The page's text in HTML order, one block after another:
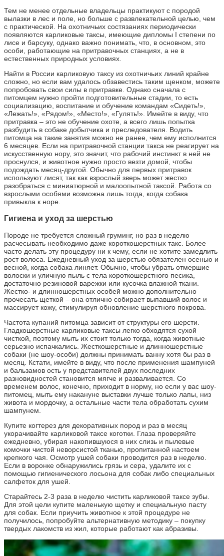
Тем не менее отдельные владельцы практикуют с породой
вылазки в лес и поле, но больше с развлекательной целью, чем
с практической. На охотничьих состязаниях периодически
появляются карликовые таксы, имеющие дипломы I степени по
лисе и барсуку, однако важно понимать, что, в основном, это
особи, работающие на притравочных станциях, а не в
естественных природных условиях.
Найти в России карликовую таксу из охотничьих линий крайне
сложно, но если вам удалось обзавестись таким щенком, можете
попробовать свои силы в притравке. Однако сначала с
питомцем нужно пройти подготовительные стадии, то есть
социализацию, воспитание и обучение командам «Сидеть!»,
«Лежать!», «Рядом!», «Место!», «Гулять!». Имейте в виду, что
притравка – это не обучение охоте, а всего лишь попытка
разбудить в собаке добытчика и преследователя. Водить
питомца на такие занятия можно не ранее, чем ему исполнится
6 месяцев. Если на притравочной станции такса не реагирует на
искусственную нору, это значит, что рабочий инстинкт в ней не
проснулся, и животное нужно просто везти домой, чтобы
подождать месяц-другой. Обычно для первых притравок
используют лисят, так как взрослый зверь может жестко
разобраться с миниатюрной и малоопытной таксой. Работа со
взрослыми особями возможна лишь тогда, когда собака
привыкла к норе.
Гигиена и уход за шерстью
Породе не требуется сложный груминг, но раз в неделю
расчесывать необходимо даже короткошерстных такс. Более
часто делать эту процедуру ни к чему, если не хотите замедлить
рост волоса. Ежедневный уход за шерстью обязателен осенью и
весной, когда собака линяет. Обычно, чтобы убрать отмершие
волоски и уличную пыль с тела короткошерстного песика,
достаточно резиновой варежки или кусочка влажной ткани.
Жестко- и длинношерстных особей можно дополнительно
прочесать щеткой – она отлично собирает выпавший волос и
массирует кожу, стимулируя обновление шерстного покрова.
Частота купаний питомца зависит от структуры его шерсти.
Гладкошерстные карликовые таксы легко обходятся сухой
чисткой, поэтому мыть их стоит только тогда, когда животные
серьезно испачкались. Жесткошерстные и длинношерстные
собаки (не шоу-особи) должны принимать ванну хотя бы раз в
месяц. Кстати, имейте в виду, что после применения шампуней
и бальзамов ость у представителей двух последних
разновидностей становится мягче и разваливается. Со
временем волос, конечно, приходит в норму, но если у вас шоу-
питомец, мыть ему накануне выставки лучше только лапы, низ
живота и мордочку, а остальные части тела обработать сухим
шампунем.
Купите когтерез для декоративных пород и раз в месяц
укорачивайте карликовой таксе коготки. Глаза проверяйте
ежедневно, убирая накопившуюся в них слизь и пылевые
комочки чистой неворсистой тканью, пропитанной настоем
крепкого чая. Осмотр ушей собаки проводится раз в неделю.
Если в воронке обнаружились грязь и сера, удалите их с
помощью гигиенического лосьона для собак либо специальных
салфеток для ушей.
Старайтесь 2-3 раза в неделю чистить карликовой таксе зубы.
Для этой цели купите маленькую щетку и специальную пасту
для собак. Если приучить животное к этой процедуре не
получилось, попробуйте альтернативную методику – покупку
твердых лакомств из жил, которые работают как абразивы.